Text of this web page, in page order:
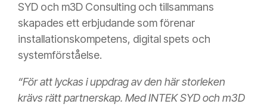
SYD och m3D Consulting och tillsammans
skapades ett erbjudande som förenar
installationskompetens, digital spets och
systemförståelse.
“För att lyckas i uppdrag av den här storleken
krävs rätt partnerskap. Med INTEK SYD och m3D